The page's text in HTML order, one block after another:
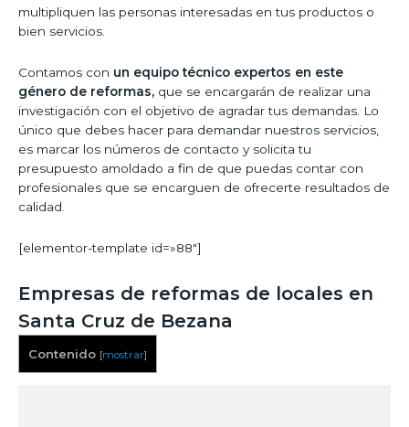
multipliquen las personas interesadas en tus productos o
bien servicios.
Contamos con un equipo técnico expertos en este
género de reformas, que se encargarán de realizar una
investigación con el objetivo de agradar tus demandas. Lo
único que debes hacer para demandar nuestros servicios,
es marcar los números de contacto y solicita tu
presupuesto amoldado a fin de que puedas contar con
profesionales que se encarguen de ofrecerte resultados de
calidad.
[elementor-template id=»88″]
Empresas de reformas de locales en
Santa Cruz de Bezana
Contenido [mostrar]